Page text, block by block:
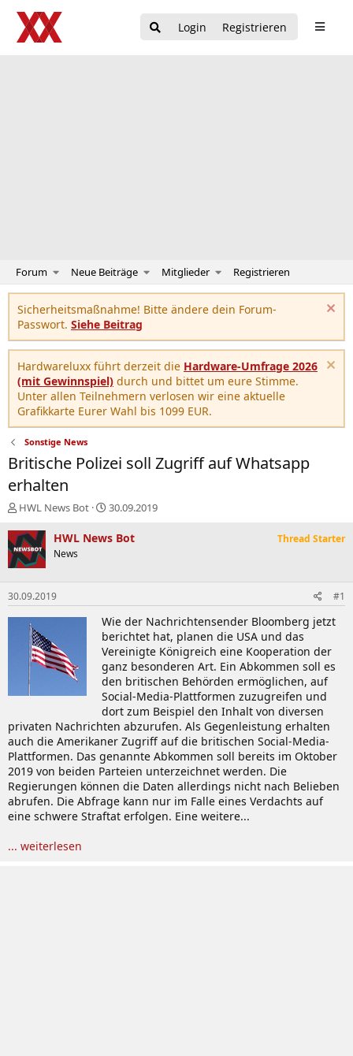
Login Registrieren
Forum Neue Beiträge Mitglieder Registrieren
Sicherheitsmaßnahme! Bitte ändere dein Forum-
Passwort. Siehe Beitrag
Hardwareluxx führt derzeit die Hardware-Umfrage 2026
(mit Gewinnspiel) durch und bittet um eure Stimme.
Unter allen Teilnehmern verlosen wir eine aktuelle
Grafikkarte Eurer Wahl bis 1099 EUR.
Sonstige News
Britische Polizei soll Zugriff auf Whatsapp
erhalten
E
s
t
e
l
e
r
HWL News Bot
E
s
t
a
m
30.09.2019
HWL News Bot
News
Thread Starter
30.09.2019 #1
Wie der Nachrichtensender Bloomberg jetzt
berichtet hat, planen die USA und das
Vereinigte Königreich eine Kooperation der
ganz besonderen Art. Ein Abkommen soll es
den britischen Behörden ermöglichen, auf
Social-Media-Plattformen zuzugreifen und
dort zum Beispiel den Inhalt von diversen
privaten Nachrichten abzurufen. Als Gegenleistung erhalten
auch die Amerikaner Zugriff auf die britischen Social-Media-
Plattformen. Das genannte Abkommen soll bereits im Oktober
2019 von beiden Parteien unterzeichnet werden. Die
Regierungen können die Daten allerdings nicht nach Belieben
abrufen. Die Abfrage kann nur im Falle eines Verdachts auf
eine schwere Straftat erfolgen. Eine weitere...
... weiterlesen